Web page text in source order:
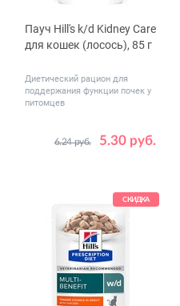
Пауч Hill's k/d Kidney Care
для кошек (лосось), 85 г
Диетический рацион для
поддержания функции почек у
питомцев
5.30 руб.
6.24 руб.
Количество
1 12
СКИДКА